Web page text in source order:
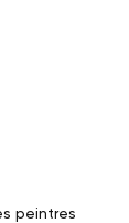
peintres